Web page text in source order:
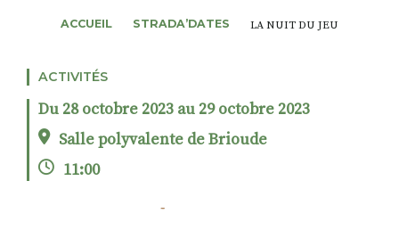
NOS THÈMES
STRADA’DATES
ROSÉE DE MAI
ACCUEIL STRADA’DATES LA NUIT DU JEU
ACTIVITÉS
Du 28 octobre 2023 au 29 octobre 2023
Salle polyvalente de Brioude
11:00